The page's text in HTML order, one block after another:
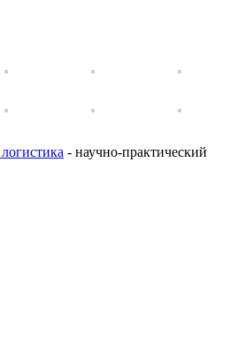
- научно-практический